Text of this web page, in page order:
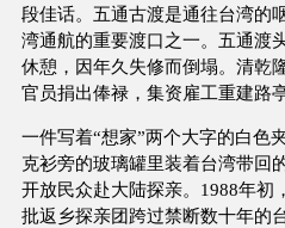
段佳话。五通古渡是通往台湾的
湾通航的重要渡口之一。五通渡
休憩，因年久失修而倒塌。清乾
官员捐出俸禄，集资雇工重建路
一件写着“想家”两个大字的白色
克衫旁的玻璃罐里装着台湾带回
开放民众赴大陆探亲。1988年初
批返乡探亲团跨过禁断数十年的